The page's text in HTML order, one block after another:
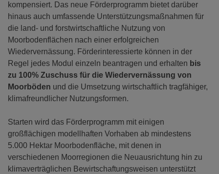
kompensiert. Das neue Förderprogramm bietet darüber
hinaus auch umfassende Unterstützungsmaßnahmen für
die land- und forstwirtschaftliche Nutzung von
Moorbodenflächen nach einer erfolgreichen
Wiedervernässung. Förderinteressierte können in der
Regel jedes Modul einzeln beantragen und erhalten bis
zu 100% Zuschuss für die Wiedervernässung von
Moorböden und die Umsetzung wirtschaftlich tragfähiger,
klimafreundlicher Nutzungsformen.
Starten wird das Förderprogramm mit einigen
großflächigen modellhaften Vorhaben ab mindestens
5.000 Hektar Moorbodenfläche, mit denen in
verschiedenen Moorregionen die Neuausrichtung hin zu
klimaverträglichen Bewirtschaftungsweisen unterstützt